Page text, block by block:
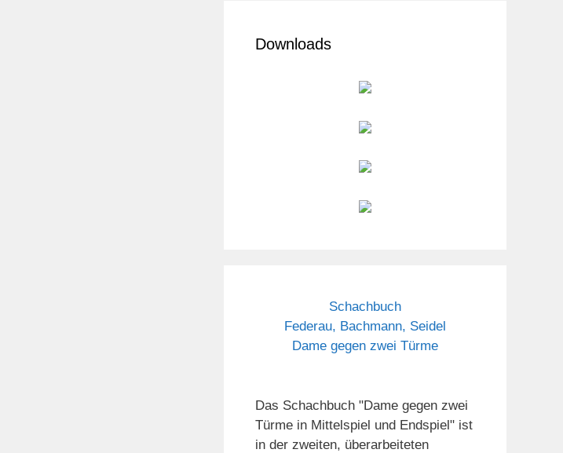
Downloads
Schachbuch
Federau, Bachmann, Seidel
Dame gegen zwei Türme
Das Schachbuch "Dame gegen zwei
Türme in Mittelspiel und Endspiel" ist
in der zweiten, überarbeiteten